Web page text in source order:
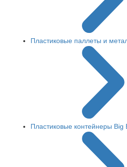
Пластиковые паллеты и
Пластиковые контейнеры Big